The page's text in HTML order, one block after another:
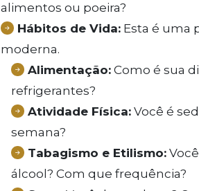
alimentos ou poeira?
Hábitos de Vida: Esta é uma
moderna.
Alimentação: Como é sua
refrigerantes?
Atividade Física: Você é
semana?
Tabagismo e Etilismo:
álcool? Com que frequência?